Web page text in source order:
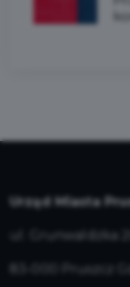
Urząd Miasta
ul. Grunwaldzka
83-000 Pruszcz